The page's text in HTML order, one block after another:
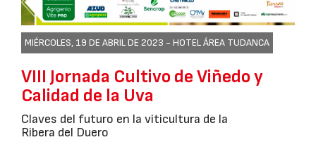
MIÉRCOLES, 19 DE ABRIL DE 2023 - HOTEL ÁREA TUDANCA
VIII Jornada Cultivo de Viñedo y
Calidad de la Uva
Claves del futuro en la viticultura de la
Ribera del Duero